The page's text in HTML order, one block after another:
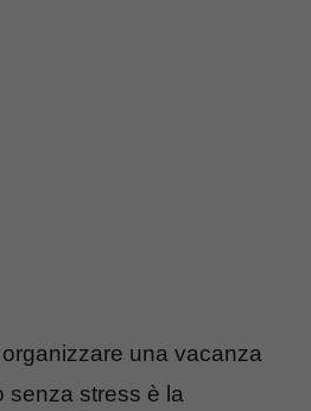
una vacanza
senza stress è la